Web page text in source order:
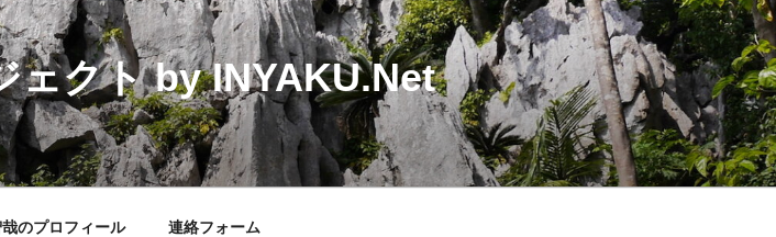
ェクト by INYAKU.Net
のプロフィール 連絡フォーム